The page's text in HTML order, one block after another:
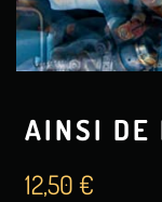
AINSI DE
12,50€